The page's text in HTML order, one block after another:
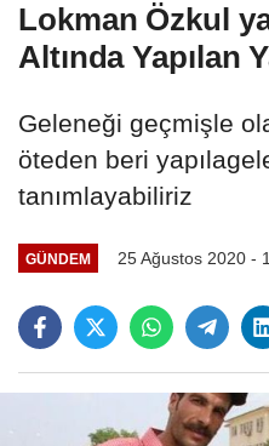
Lokman Özkul
Altında Yapılan
Geleneği geçmişle
öteden beri
tanımlayabiliriz
GÜNDEM 25 Ağustos 2020 -